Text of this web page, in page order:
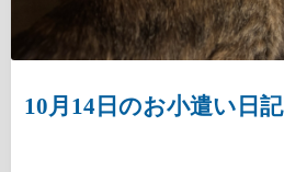
10月14日のお小遣い日記